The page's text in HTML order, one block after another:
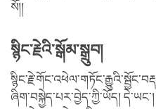
སོ།།
སྙིང་རྗེའི་སྒོམ་སྒྲུབ།
ཞིག་བསྐྱེད་པར་བྱེད་ཀྱི་ཡོད།